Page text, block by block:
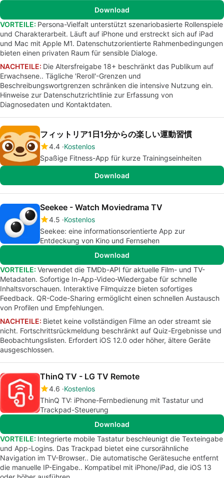
Download
VORTEILE: Persona-Vielfalt unterstützt szenariobasierte Rollenspiele
und Charakterarbeit. Läuft auf iPhone und erstreckt sich auf iPad
und Mac mit Apple M1. Datenschutzorientierte Rahmenbedingungen
bieten einen privaten Raum für sensible Dialoge.
NACHTEILE: Die Altersfreigabe 18+ beschränkt das Publikum auf
Erwachsene.. Tägliche 'Reroll'-Grenzen und
Beschreibungswortgrenzen schränken die intensive Nutzung ein.
Hinweise zur Datenschutzrichtlinie zur Erfassung von
Diagnosedaten und Kontaktdaten.
フィットリア1日1分からの楽しい運動習慣
4.4 Kostenlos
Spaßige Fitness-App für kurze Trainingseinheiten
Download
Seekee - Watch Moviedrama TV
4.5 Kostenlos
Seekee: eine informationsorientierte App zur
Entdeckung von Kino und Fernsehen
Download
VORTEILE: Verwendet die TMDb-API für aktuelle Film- und TV-
Metadaten. Sofortige In-App-Video-Wiedergabe für schnelle
Inhaltsvorschauen. Interaktive Filmquizze bieten sofortiges
Feedback. QR-Code-Sharing ermöglicht einen schnellen Austausch
von Profilen und Empfehlungen.
NACHTEILE: Bietet keine vollständigen Filme an oder streamt sie
nicht. Fortschrittsrückmeldung beschränkt auf Quiz-Ergebnisse und
Beobachtungslisten. Erfordert iOS 12.0 oder höher, ältere Geräte
ausgeschlossen.
ThinQ TV - LG TV Remote
4.6 Kostenlos
ThinQ TV: iPhone-Fernbedienung mit Tastatur und
Trackpad-Steuerung
Download
VORTEILE: Integrierte mobile Tastatur beschleunigt die Texteingabe
und App-Logins. Das Trackpad bietet eine cursorähnliche
Navigation im TV-Browser.. Die automatische Gerätesuche entfernt
die manuelle IP-Eingabe.. Kompatibel mit iPhone/iPad, die iOS 13